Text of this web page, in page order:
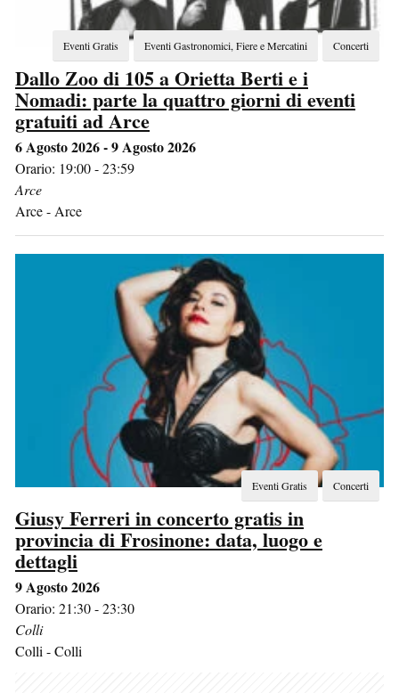
Concerti
Eventi Gastronomici, Fiere e Mercatini
Eventi Gratis
Dallo Zoo di 105 a Orietta Berti e i
Nomadi: parte la quattro giorni di eventi
gratuiti ad Arce
6 Agosto 2026 - 9 Agosto 2026
Orario: 19:00 - 23:59
Arce
Arce- Arce
Concerti
Eventi Gratis
Giusy Ferreri in concerto gratis in
provincia di Frosinone: data, luogo e
dettagli
9 Agosto 2026
Orario: 21:30 - 23:30
Colli
Colli -Colli